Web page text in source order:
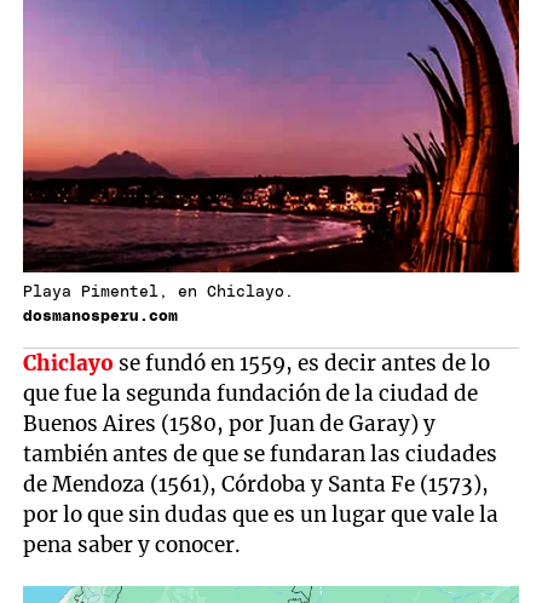
Playa Pimentel, en Chiclayo.
dosmanosperu.com
Chiclayo se fundó en 1559, es decir antes de lo
que fue la segunda fundación de la ciudad de
Buenos Aires (1580, por Juan de Garay) y
también antes de que se fundaran las ciudades
de Mendoza (1561), Córdoba y Santa Fe (1573),
por lo que sin dudas que es un lugar que vale la
pena saber y conocer.